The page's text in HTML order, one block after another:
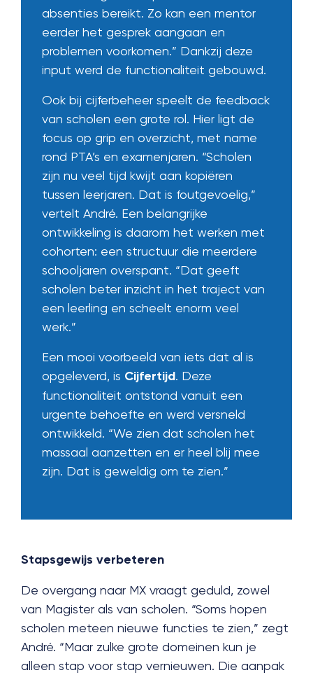
absenties bereikt. Zo kan een mentor
eerder het gesprek aangaan en
problemen voorkomen.” Dankzij deze
input werd de functionaliteit gebouwd.
Ook bij cijferbeheer speelt de feedback
van scholen een grote rol. Hier ligt de
focus op grip en overzicht, met name
rond PTA’s en examenjaren. “Scholen
zijn nu veel tijd kwijt aan kopiëren
tussen leerjaren. Dat is foutgevoelig,”
vertelt André. Een belangrijke
ontwikkeling is daarom het werken met
cohorten: een structuur die meerdere
schooljaren overspant. “Dat geeft
scholen beter inzicht in het traject van
een leerling en scheelt enorm veel
werk.”
Een mooi voorbeeld van iets dat al is
opgeleverd, is Cijfertijd. Deze
functionaliteit ontstond vanuit een
urgente behoefte en werd versneld
ontwikkeld. “We zien dat scholen het
massaal aanzetten en er heel blij mee
zijn. Dat is geweldig om te zien.”
Stapsgewijs verbeteren
De overgang naar MX vraagt geduld, zowel
van Magister als van scholen. “Soms hopen
scholen meteen nieuwe functies te zien,” zegt
André. “Maar zulke grote domeinen kun je
alleen stap voor stap vernieuwen. Die aanpak